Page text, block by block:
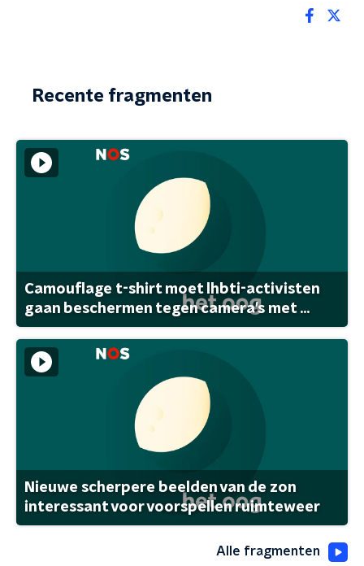
Recente fragmenten
Camouflage t-shirt moet lhbti-activisten
gaan beschermen tegen camera's met ...
Nieuwe scherpere beelden van de zon
interessant voor voorspellen ruimteweer
Alle fragmenten